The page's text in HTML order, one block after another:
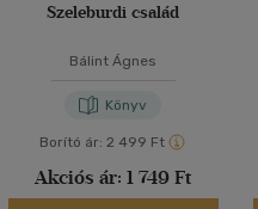
Szeleburdi család
Bálint Ágnes
Könyv
Borító ár: 2 499 Ft
Akciós ár: 1 749 Ft